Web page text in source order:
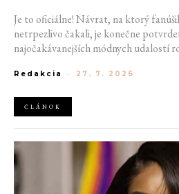
Je to oficiálne! Návrat, na ktorý
netrpezlivo čakali, je konečne
najočakávanejších módnych udalostí
veľké novinky. Organizátori už
prejde po ikonickom móle.
Redakcia - 27. 7. 2026
ČLÁNOK